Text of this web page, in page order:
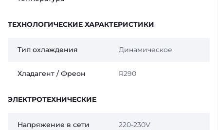
ТЕХНОЛОГИЧЕСКИЕ ХАРАКТЕРИСТИКИ
Тип охлаждения Динамическое
Хладагент / Фреон R290
ЭЛЕКТРОТЕХНИЧЕСКИЕ
Напряжение в сети 220-230V